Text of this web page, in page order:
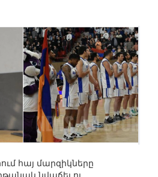
հայ մարզիկները
նվաճել ու